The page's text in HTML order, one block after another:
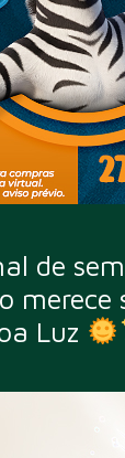
de
merece
Luz